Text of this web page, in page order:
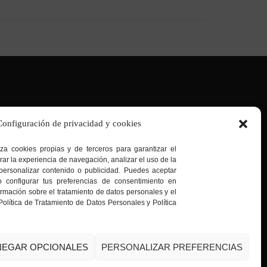
de privacidad y cookies
cookies propias y de terceros para garantizar el
la experiencia de navegación, analizar el uso de la
contenido o publicidad. Puedes aceptar
tus preferencias de consentimiento en
sobre el tratamiento de datos personales y el
de Tratamiento de Datos Personales y Política
OPCIONALES PERSONALIZAR PREFERENCIAS
|Sede 40 sur:Av. Caracas # 41 B – 33 sur |
sur |Sede San Cristóbal Norte: Cra. 7G # 158a –
con sello de calidad
la calidad se convierte en tu mejor carta de